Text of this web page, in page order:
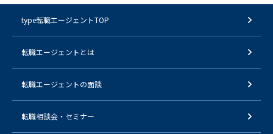
type転職エージェントTOP
転職エージェントとは
転職エージェントの面談
転職相談会・セミナー